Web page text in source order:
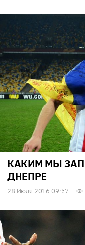
КАКИМ МЫ
ДНЕПРЕ
28 Июля 2016 09:57